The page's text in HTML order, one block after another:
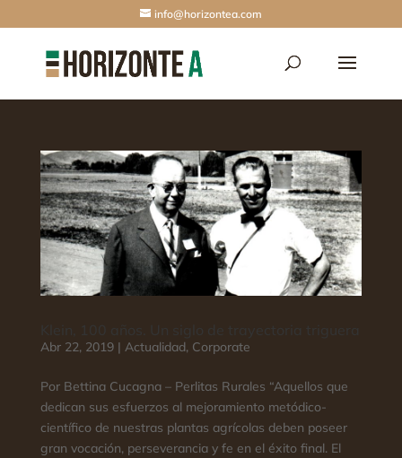
info@horizontea.com
Abr 22, 2019| Actualidad, Corporate
Por Bettina Cucagna – Perlitas Rurales “Aquellos que
dedican sus esfuerzos al mejoramiento metódico-
científico de nuestras plantas agrícolas deben poseer
gran vocación, perseverancia y fe en el éxito final. El